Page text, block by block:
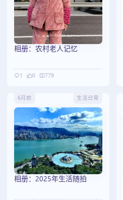
相册：农村老人记忆
1 0 779
6月前 生活日常
相册：2025年生活随拍